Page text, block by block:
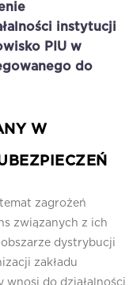
instytucji
PIU w
do
W
zagrożeń
związanych z ich
dystrybucji
zakładu